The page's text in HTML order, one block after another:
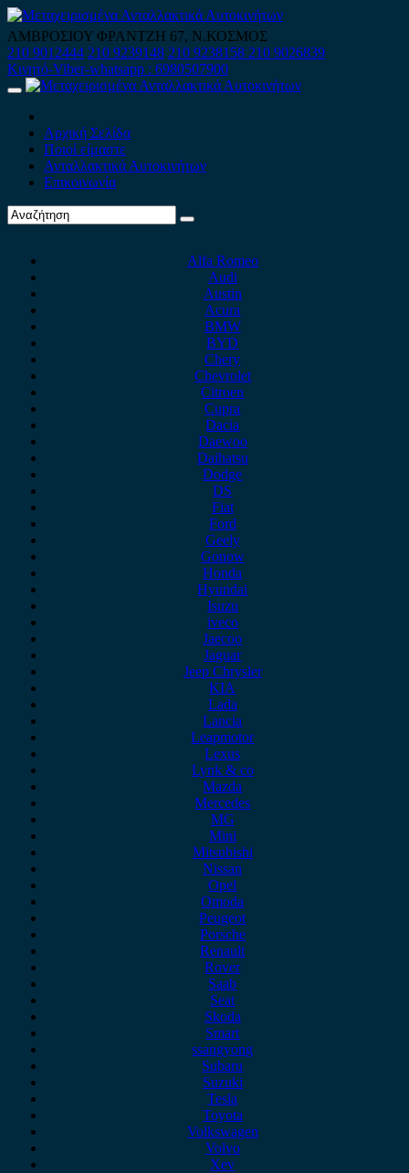
Skip
to
content
ΑΜΒΡΟΣΙΟΥ ΦΡΑΝΤΖΗ 67, Ν.ΚΟΣΜΟΣ
210 9012444 210 9239148 210 9238158 210 9026839
Κινητό-Viber-whatsapp : 6980507900
Primary
Αρχική Σελίδα
Ποιοί είμαστε
Ανταλλακτικά Αυτοκινήτων
Επικοινωνία
Alfa Romeo
Audi
Austin
Acura
BMW
BYD
Chery
Chevrolet
Citroen
Cupra
Dacia
Daewoo
Daihatsu
Dodge
DS
Fiat
Ford
Geely
Gonow
Honda
Hyundai
Isuzu
iveco
Jaecoo
Jaguar
Jeep Chrysler
KIA
Lada
Lancia
Leapmotor
Lexus
Lynk & co
Mazda
Mercedes
MG
Mini
Mitsubishi
Nissan
Opel
Omoda
Peugeot
Porsche
Renault
Rover
Saab
Seat
Skoda
Smart
ssangyong
Subaru
Suzuki
Tesla
Toyota
Volkswagen
Volvo
Xev